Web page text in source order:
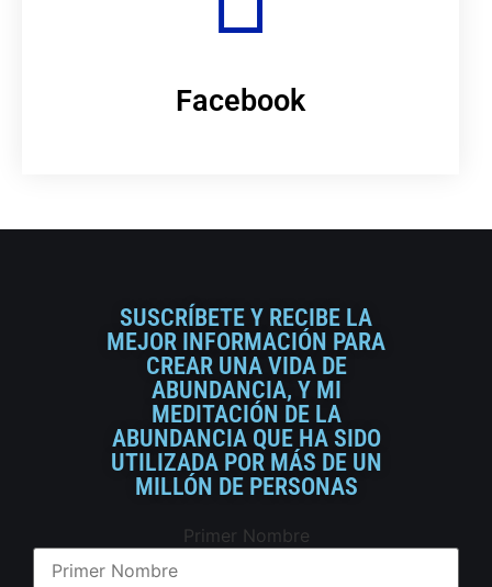
Facebook
SUSCRÍBETE Y RECIBE LA
MEJOR INFORMACIÓN PARA
CREAR UNA VIDA DE
ABUNDANCIA, Y MI
MEDITACIÓN DE LA
ABUNDANCIA QUE HA SIDO
UTILIZADA POR MÁS DE UN
MILLÓN DE PERSONAS
Primer Nombre